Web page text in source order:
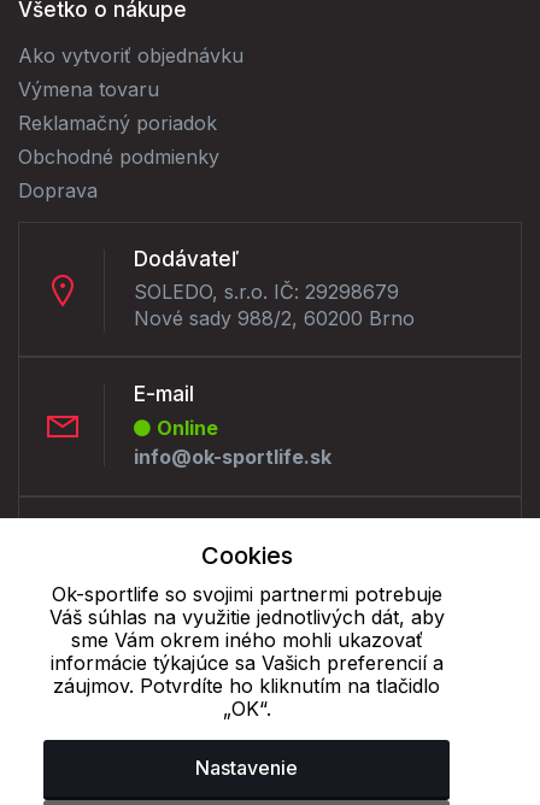
Všetko o nákupe
Ako vytvoriť objednávku
Výmena tovaru
Reklamačný poriadok
Obchodné podmienky
Doprava
Dodávateľ
SOLEDO, s.r.o. IČ: 29298679
Nové sady 988/2, 60200 Brno
E-mail
Online
info@ok-sportlife.sk
Offline
+421 277 270 090
Cookie - podrobné nastavenie| Ďalšie informácie|Spracovanie
osobných údajov
Cookies
Ok-sportlife so svojimi partnermi potrebuje
Váš súhlas na využitie jednotlivých dát, aby
sme Vám okrem iného mohli ukazovať
informácie týkajúce sa Vašich preferencií a
záujmov. Potvrdíte ho kliknutím na tlačidlo
„OK“.
Nastavenie